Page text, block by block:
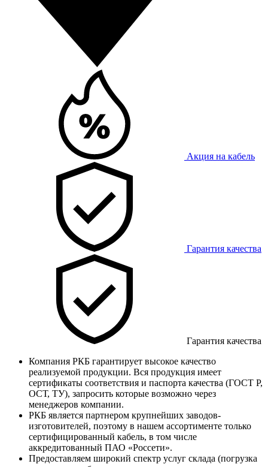
Акция на кабель
Гарантия качества
Гарантия качества
Компания РКБ гарантирует высокое качество
реализуемой продукции. Вся продукция имеет
сертификаты соответствия и паспорта качества (ГОСТ Р,
ОСТ, ТУ), запросить которые возможно через
менеджеров компании.
РКБ является партнером крупнейших заводов-
изготовителей, поэтому в нашем ассортименте только
сертифицированный кабель, в том числе
аккредитованный ПАО «Россети».
Предоставляем широкий спектр услуг склада (погрузка